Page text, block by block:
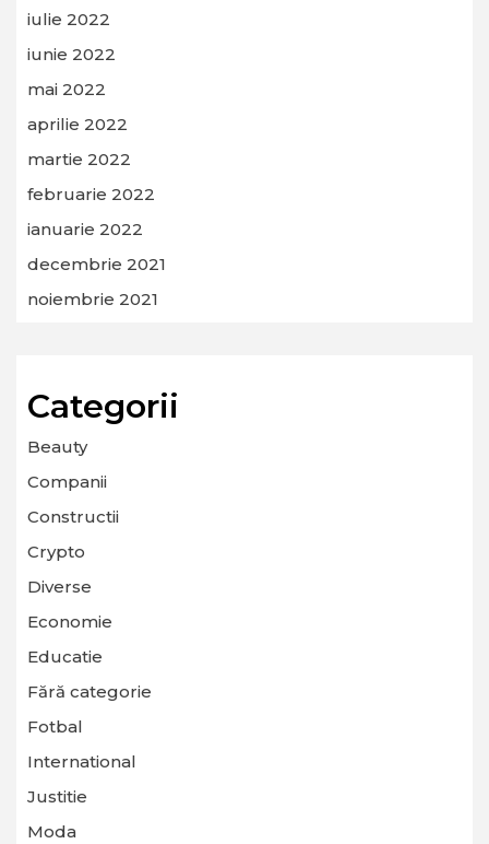
iulie 2022
iunie 2022
mai 2022
aprilie 2022
martie 2022
februarie 2022
ianuarie 2022
decembrie 2021
noiembrie 2021
Categorii
Beauty
Companii
Constructii
Crypto
Diverse
Economie
Educatie
Fără categorie
Fotbal
International
Justitie
Moda